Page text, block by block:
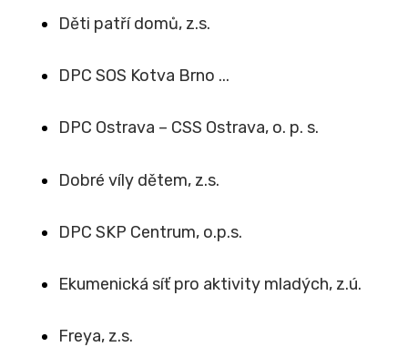
Děti patří domů, z.s.
DPC SOS Kotva Brno ...
DPC Ostrava – CSS Ostrava, o. p. s.
Dobré víly dětem, z.s.
DPC SKP Centrum, o.p.s.
Ekumenická síť pro aktivity mladých, z.ú.
Freya, z.s.